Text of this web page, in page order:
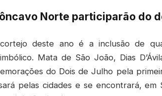
Norte participarão do
deste ano é a inclusão de
Mata de São João, Dias
do Dois de Julho pela
pelas cidades e se encontrará,